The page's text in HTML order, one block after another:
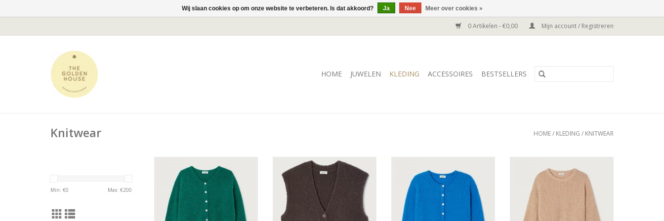
0 Artikelen - €0,00 Mijn account / Registreren
HOME JUWELEN KLEDING ACCESSOIRES BESTSELLERS
Knitwear HOME/ KLEDING / KNITWEAR
Min: €0 Max: €200
model.
Tailleert normaal, neem je
gebruikelijke maat.
Samenstelling: 34% alpaca, 34%
Cardigan met ronde hals &
knoopsluiting.
Samenstelling: 36% wol, 35%
polyacrylvezel, 15% alpaca, 13%
polyamide & 1% elastaan.
model.
Tailleert normaal, neem je
Samenstelling: 34% alpaca, 34%
ronde hals.
Samenstelling: 50% wol & 50%
polyester.
TOEVOEGEN AAN WINKELWAGEN
Wij slaan cookies op om onze website te verbeteren. Is dat akkoord? Ja Nee Meer over cookies »